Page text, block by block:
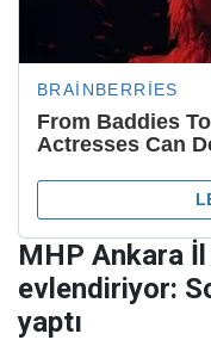
MHP Ankara İl
evlendiriyor:
yaptı